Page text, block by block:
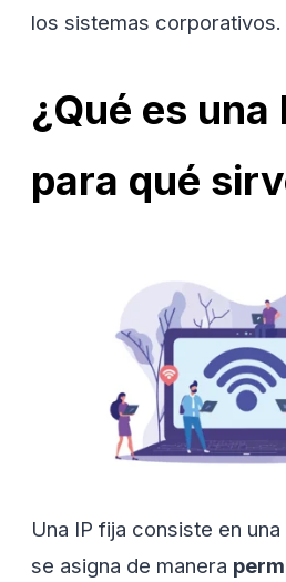
los sistemas corporativos.
¿Qué es una
para qué
Una IP fija consiste en una
se asigna de manera